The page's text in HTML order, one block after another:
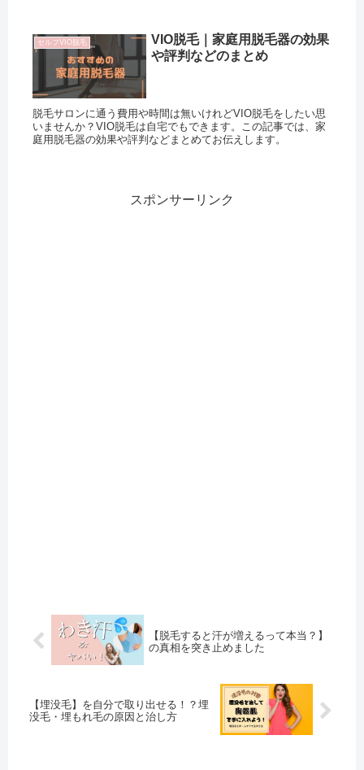
セルフVIO脱毛
VIO脱毛｜家庭用脱毛器の効果
や評判などのまとめ
脱毛サロンに通う費用や時間は無いけれどVIO脱毛をしたい思
いませんか？VIO脱毛は自宅でもできます。この記事では、家
庭用脱毛器の効果や評判などまとめてお伝えします。
スポンサーリンク
【脱毛すると汗が増えるって本当？】
の真相を突き止めました
【埋没毛】を自分で取り出せる！？埋
没毛・埋もれ毛の原因と治し方